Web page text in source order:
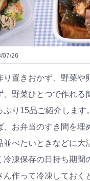
07/26
り置きおかず、野菜や
、野菜ひとつで作れる
り15品ご紹介します。
、お弁当のすき間を埋
べたいときなどに大
冷凍保存の日持ち期間
作って冷凍しておく